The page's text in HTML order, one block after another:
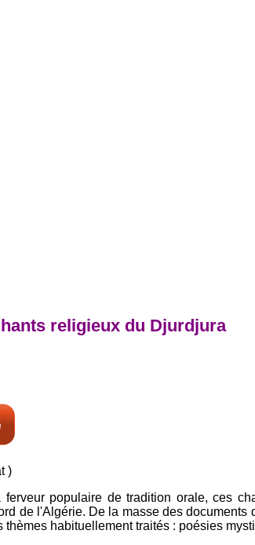
religieux du Djurdjura
)
populaire de tradition orale, ces
de l'Algérie. De la masse des
thèmes habituellement traités : poésies